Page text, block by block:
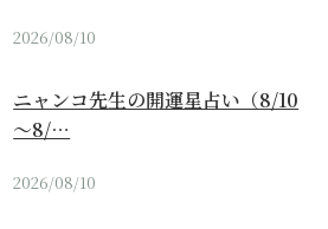
2026/08/10
ニャンコ先生の開運星占い（8/10
～8/…
2026/08/10